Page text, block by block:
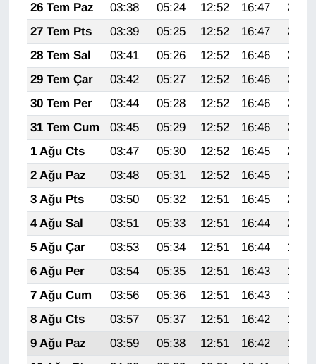
26 Tem Paz
03:38 05:24 12:52 16:47
20:09
27 Tem Pts
03:39 05:25 12:52 16:47
20:08
28 Tem Sal
03:41 05:26 12:52 16:46
20:07
29 Tem Çar
03:42 05:27 12:52 16:46
20:06
30 Tem Per
03:44 05:28 12:52 16:46
20:05
31 Tem Cum
03:45 05:29 12:52 16:46
20:04
1 Ağu Cts
03:47 05:30 12:52 16:45
20:03
2 Ağu Paz
03:48 05:31 12:52 16:45
20:02
3 Ağu Pts
03:50 05:32 12:51 16:45
20:01
4 Ağu Sal
03:51 05:33 12:51 16:44
20:00
5 Ağu Çar
03:53 05:34 12:51 16:44
19:59
6 Ağu Per
03:54 05:35 12:51 16:43
19:58
7 Ağu Cum
03:56 05:36 12:51 16:43
19:56
8 Ağu Cts
03:57 05:37 12:51 16:42
19:55
9 Ağu Paz
03:59 05:38 12:51 16:42
19:54
MEDYA
ONE EKONOMİ
POLİTİKA
Resmi İlanlar
RÖPORTAJ
SAĞLIK
Seri İlan
Sinema - TV
SİYASET
SPOR